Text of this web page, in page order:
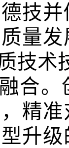
技
量
技术
。
精
升